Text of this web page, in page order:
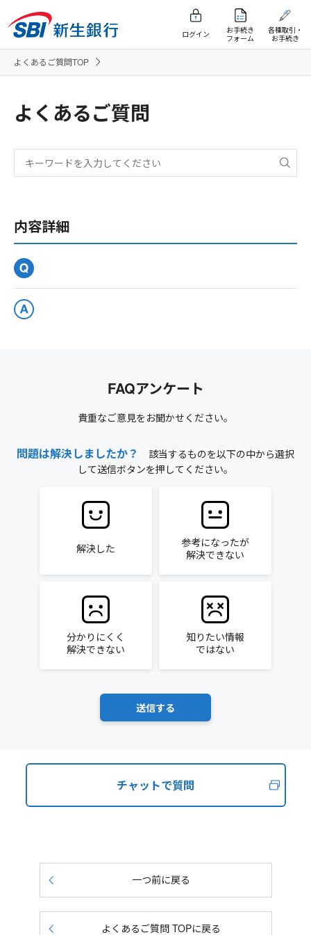
ログイン
お手続き
フォーム
各種取引・
お手続き
よくあるご質問TOP
よくあるご質問
内容詳細
FAQアンケート
貴重なご意見をお聞かせください。
問題は解決しましたか？
該当するものを以下の中から選択
して送信ボタンを押してください。
解決した
参考になったが
解決できない
分かりにくく
解決できない
知りたい情報
ではない
チャットで質問
一つ前に戻る
よくあるご質問 TOPに戻る